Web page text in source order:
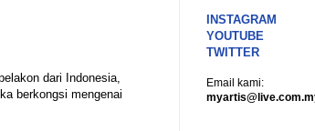
dari Indonesia,
berkongsi mengenai
INSTAGRAM
YOUTUBE
TWITTER
Email kami: